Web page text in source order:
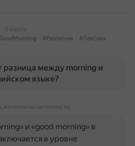
3 марта
#Различия
#Лексика
разница между morning и
языке?
возможны неточности
и «good morning» в
в уровне